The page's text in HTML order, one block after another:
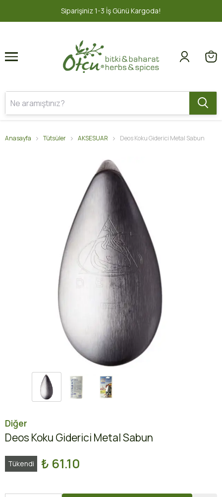
İş Günü Kargoda! 1 2
Anasayfa Tütsüler AKSESUAR Deos Koku Giderici Metal Sabun
Diğer
Deos Koku Giderici Metal Sabun
Tükendi ₺ 61.10